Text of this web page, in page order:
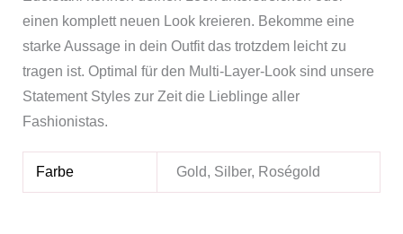
einen komplett neuen Look kreieren. Bekomme eine
starke Aussage in dein Outfit das trotzdem leicht zu
tragen ist. Optimal für den Multi-Layer-Look sind unsere
Statement Styles zur Zeit die Lieblinge aller
Fashionistas.
Farbe Gold, Silber, Roségold